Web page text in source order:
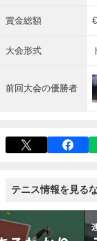
賞金総額
大会形式
前回大会の優勝者
テニス情報を見る